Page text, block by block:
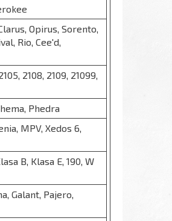
Opirus, Sorento,
Rio, Cee'd,
2108, 2109, 21099,
Phedra
MPV, Xedos 6,
B, Klasa E, 190, W
Galant, Pajero,